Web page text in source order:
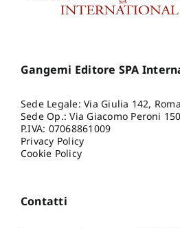
Gangemi Editore SPA
Sede Legale: Via Giulia 142, Roma
Sede Op.: Via Giacomo Peroni
P.IVA: 07068861009
Privacy Policy
Cookie Policy
Contatti